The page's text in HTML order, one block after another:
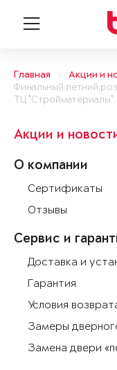
Главная
Акции и
Финальный летний
ТЦ "Стройматериалы".
Акции и
О компании
Сертификаты
Отзывы
Сервис и
Доставка и
Гарантия
Условия
Замеры
Замена двери